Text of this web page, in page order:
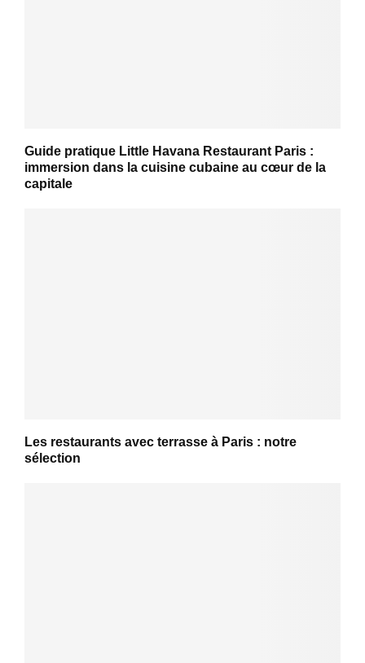
Guide pratique Little Havana Restaurant Paris :
immersion dans la cuisine cubaine au cœur de la
capitale
Les restaurants avec terrasse à Paris : notre
sélection